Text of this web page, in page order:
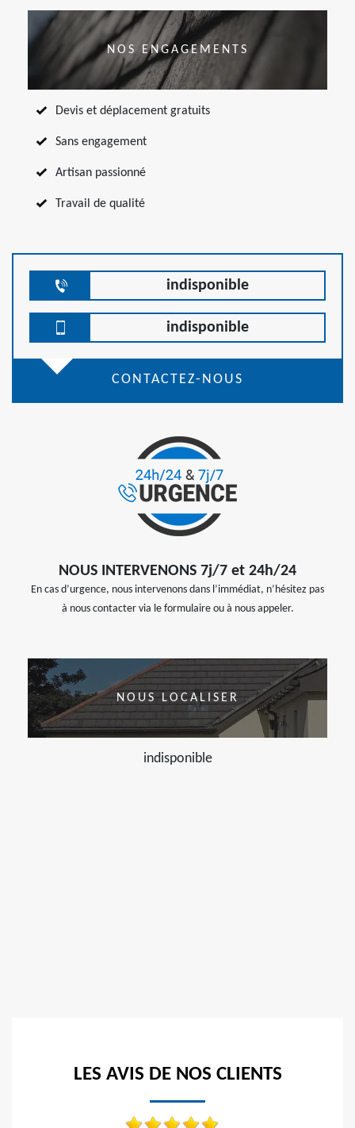
NOS ENGAGEMENTS
Devis et déplacement gratuits
Sans engagement
Artisan passionné
Travail de qualité
indisponible
indisponible
CONTACTEZ-NOUS
NOUS INTERVENONS 7j/7 et 24h/24
En cas d’urgence, nous intervenons dans l’immédiat, n’hésitez pas
à nous contacter via le formulaire ou à nous appeler.
NOUS LOCALISER
indisponible
LES AVIS DE NOS CLIENTS